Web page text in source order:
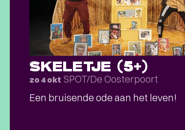
SKELETJE (5+)
zo 4 okt SPOT/De Oosterpoort
Een bruisende ode aan het leven!